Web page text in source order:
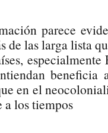
parece
de las larga lista
beneficia
en el
a los tiempos